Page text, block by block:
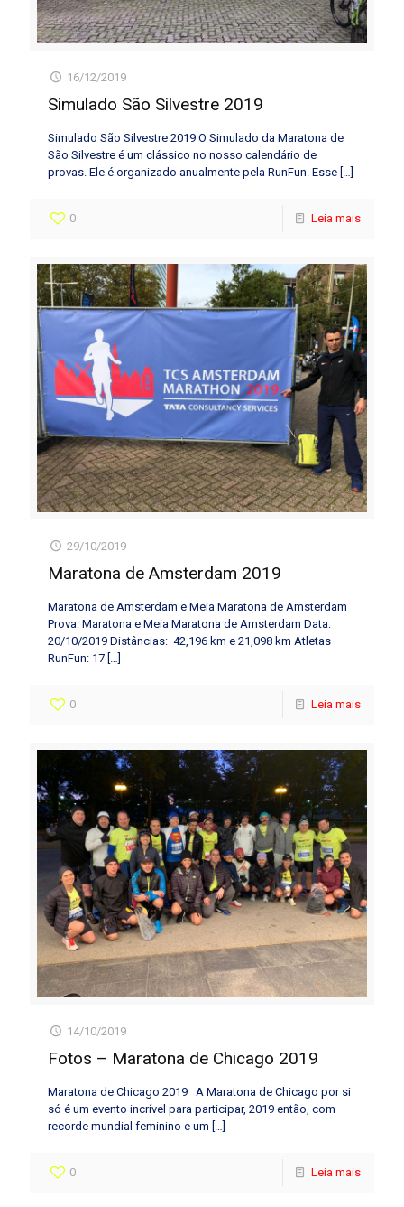
16/12/2019
Simulado São Silvestre 2019
Simulado São Silvestre 2019 O Simulado da Maratona de
São Silvestre é um clássico no nosso calendário de
provas. Ele é organizado anualmente pela RunFun. Esse
0 Leia mais
29/10/2019
Maratona de Amsterdam 2019
Maratona de Amsterdam e Meia Maratona de Amsterdam
Prova: Maratona e Meia Maratona de Amsterdam Data:
20/10/2019 Distâncias: 42,196 km e 21,098 km Atletas
RunFun: 17 […]
0 Leia mais
14/10/2019
Fotos – Maratona de Chicago 2019
Maratona de Chicago 2019 A Maratona de Chicago por si
só é um evento incrível para participar, 2019 então, com
recorde mundial feminino e um […]
0 Leia mais